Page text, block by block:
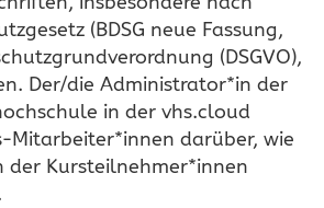
(BDSG neue Fassung,
(DSGVO),
Der/die Administrator*in der
in der vhs.cloud
Mitarbeiter*innen darüber, wie
der Kursteilnehmer*innen